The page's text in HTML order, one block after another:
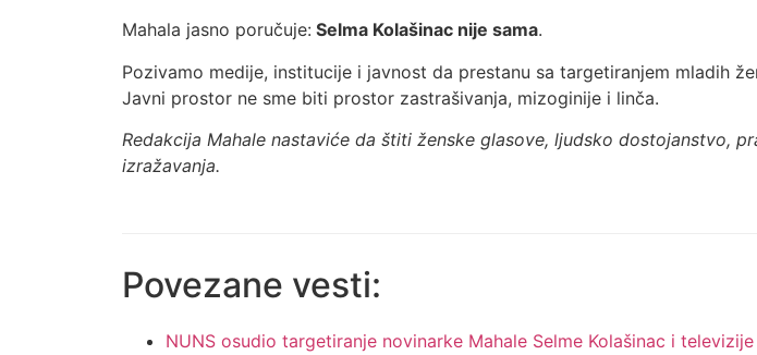
Mahala jasno poručuje: Selma Kolašinac nije sama.
Pozivamo medije, institucije i javnost da prestanu sa targetiranjem mladih
Javni prostor ne sme biti prostor zastrašivanja, mizoginije i linča.
Redakcija Mahale nastaviće da štiti ženske glasove, ljudsko dostojanstvo,
izražavanja.
Povezane vesti:
NUNS osudio targetiranje novinarke Mahale Selme Kolašinac i